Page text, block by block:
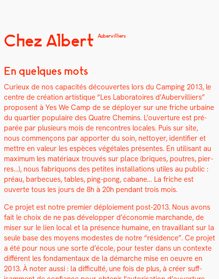
Chez Albert Aubervilliers
En quelques mots
Curieux de nos capac­ités décou­vertes lors du Camp­ing 2013, le
cen­tre de créa­tion artis­tique “Les Lab­o­ra­toires d’Aubervilliers”
pro­posent à Yes We Camp de se déploy­er sur une friche urbaine
du quarti­er pop­u­laire des Qua­tre Chemins. L’ouverture est pré­
parée par plusieurs mois de ren­con­tres locales. Puis sur site,
nous com­mençons par apporter du soin, net­toy­er, iden­ti­fi­er et
met­tre en valeur les espèces végé­tales présentes. En util­isant au
max­i­mum les matéri­aux trou­vés sur place (briques, poutres, pier­
res…), nous fab­riquons des petites instal­la­tions utiles au pub­lic :
préau, bar­be­cues, tables, ping-pong, cabane… La friche est
ouverte tous les jours de 8h à 20h pen­dant trois mois.
Ce pro­jet est notre pre­mier déploiement post-2013. Nous avons
fait le choix de ne pas dévelop­per d’économie marchande, de
miser sur le lien local et la présence humaine, en tra­vail­lant sur la
seule base des moyens mod­estes de notre “rési­dence”. Ce pro­jet
a été pour nous une sorte d’école, pour tester dans un con­texte
dif­férent les fon­da­men­taux de la démarche mise en oeu­vre en
2013. À not­er aus­si : la dif­fi­culté, une fois de plus, à créer suff­